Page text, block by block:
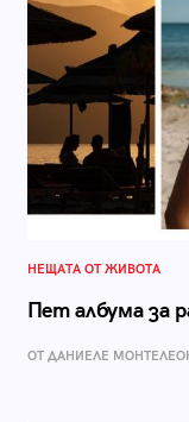
НЕЩАТА ОТ ЖИВОТА
Пет албума за
ОТ ДАНИЕЛЕ